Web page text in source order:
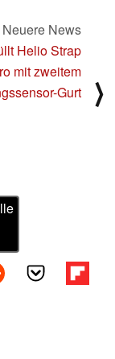
Neuere News
Helio Strap
mit zweitem
Gurt
⟩